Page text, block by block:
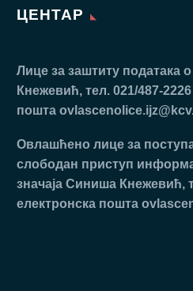
ЦЕНТАР
Лице за заштиту података
Кнежевић, тел. 021/487-
пошта
Oвлaшћeнo лицe зa
слободан приступ
знaчaja Синиша Кнежевић,
електронска пошта